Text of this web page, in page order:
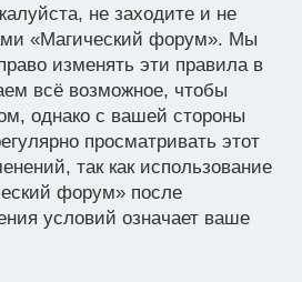
не заходите и не
«Магический форум». Мы
изменять эти правила в
всё возможное, чтобы
однако с вашей стороны
просматривать этот
так как использование
форум» после
условий означает ваше